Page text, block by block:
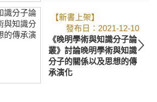
【新書上架】
2021-12-10
《晚明學術與知識分子論
叢》討論晚明學術與知識
分子的關係以及思想的傳
承演化